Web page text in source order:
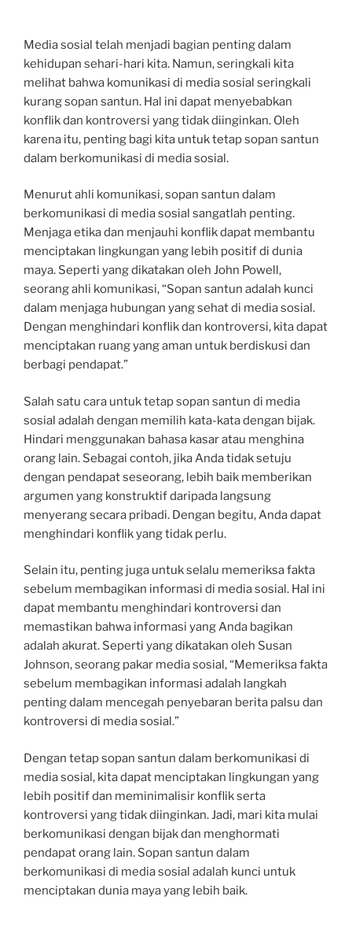
Media sosial telah menjadi bagian penting dalam
kehidupan sehari-hari kita. Namun, seringkali kita
melihat bahwa komunikasi di media sosial seringkali
kurang sopan santun. Hal ini dapat menyebabkan
konflik dan kontroversi yang tidak diinginkan. Oleh
karena itu, penting bagi kita untuk tetap sopan santun
dalam berkomunikasi di media sosial.
Menurut ahli komunikasi, sopan santun dalam
berkomunikasi di media sosial sangatlah penting.
Menjaga etika dan menjauhi konflik dapat membantu
menciptakan lingkungan yang lebih positif di dunia
maya. Seperti yang dikatakan oleh John Powell,
seorang ahli komunikasi, “Sopan santun adalah kunci
dalam menjaga hubungan yang sehat di media sosial.
Dengan menghindari konflik dan kontroversi, kita dapat
menciptakan ruang yang aman untuk berdiskusi dan
berbagi pendapat.”
Salah satu cara untuk tetap sopan santun di media
sosial adalah dengan memilih kata-kata dengan bijak.
Hindari menggunakan bahasa kasar atau menghina
orang lain. Sebagai contoh, jika Anda tidak setuju
dengan pendapat seseorang, lebih baik memberikan
argumen yang konstruktif daripada langsung
menyerang secara pribadi. Dengan begitu, Anda dapat
menghindari konflik yang tidak perlu.
Selain itu, penting juga untuk selalu memeriksa fakta
sebelum membagikan informasi di media sosial. Hal ini
dapat membantu menghindari kontroversi dan
memastikan bahwa informasi yang Anda bagikan
adalah akurat. Seperti yang dikatakan oleh Susan
Johnson, seorang pakar media sosial, “Memeriksa fakta
sebelum membagikan informasi adalah langkah
penting dalam mencegah penyebaran berita palsu dan
kontroversi di media sosial.”
Dengan tetap sopan santun dalam berkomunikasi di
media sosial, kita dapat menciptakan lingkungan yang
lebih positif dan meminimalisir konflik serta
kontroversi yang tidak diinginkan. Jadi, mari kita mulai
berkomunikasi dengan bijak dan menghormati
pendapat orang lain. Sopan santun dalam
berkomunikasi di media sosial adalah kunci untuk
menciptakan dunia maya yang lebih baik.